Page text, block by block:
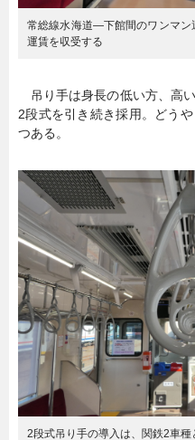
常総線水海道―下館間のワンマン
運賃を収受する
吊り手は身長の低い方、高
2段式を引き続き採用。どう
つある。
2段式吊り手の導入は、関鉄2車